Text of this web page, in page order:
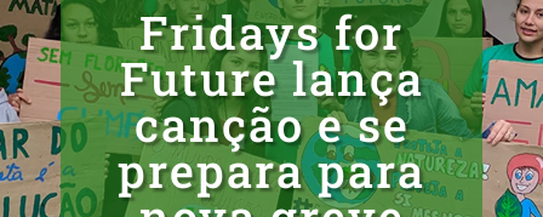
Fridays for
Future lança
canção e se
prepara para